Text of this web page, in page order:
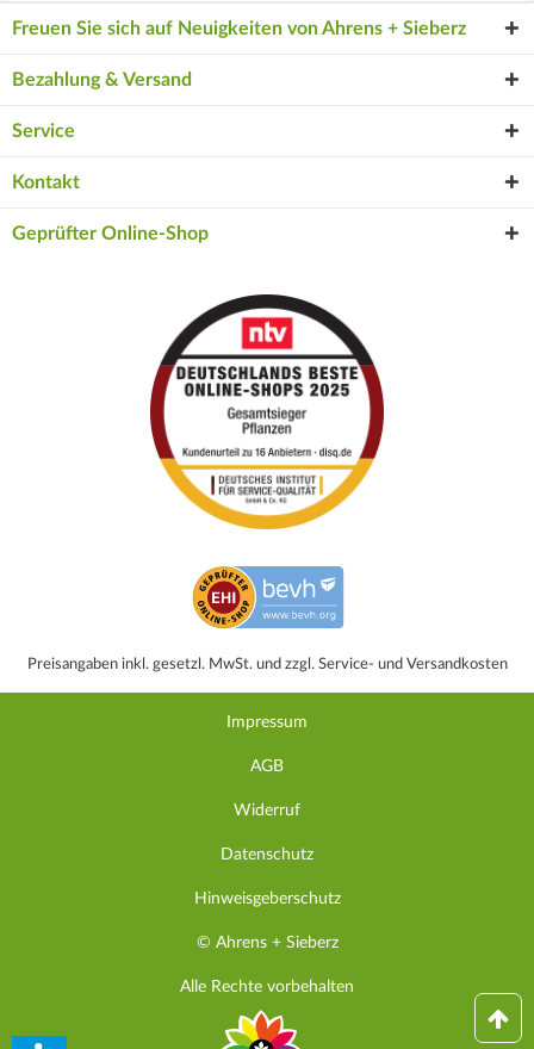
Freuen Sie sich auf Neuigkeiten von Ahrens + Sieberz
Bezahlung & Versand
Service
Kontakt
Geprüfter Online-Shop
Preisangaben inkl. gesetzl. MwSt. und zzgl. Service- und Versandkosten
Impressum
AGB
Widerruf
Datenschutz
Hinweisgeberschutz
© Ahrens + Sieberz
Alle Rechte vorbehalten